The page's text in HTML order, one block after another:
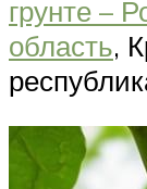
грунте –
область,